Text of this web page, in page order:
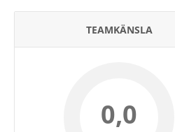
TEAMKÄNSLA
0,0